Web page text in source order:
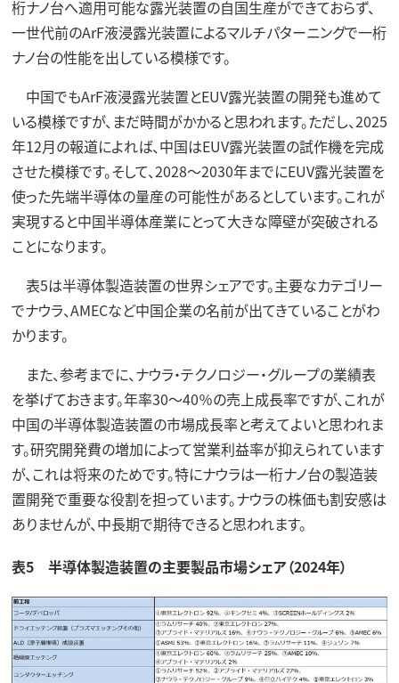
桁ナノ台へ適用可能な露光装置の自国生産ができておらず、
一世代前のArF液浸露光装置によるマルチパターニングで一桁
ナノ台の性能を出している模様です。
中国でもArF液浸露光装置とEUV露光装置の開発も進めて
いる模様ですが、まだ時間がかかると思われます。ただし、2025
年12月の報道によれば、中国はEUV露光装置の試作機を完成
させた模様です。そして、2028～2030年までにEUV露光装置を
使った先端半導体の量産の可能性があるとしています。これが
実現すると中国半導体産業にとって大きな障壁が突破される
ことになります。
表5は半導体製造装置の世界シェアです。主要なカテゴリー
でナウラ、AMECなど中国企業の名前が出てきていることがわ
かります。
また、参考までに、ナウラ・テクノロジー・グループの業績表
を挙げておきます。年率30～40％の売上成長率ですが、これが
中国の半導体製造装置の市場成長率と考えてよいと思われま
す。研究開発費の増加によって営業利益率が抑えられています
が、これは将来のためです。特にナウラは一桁ナノ台の製造装
置開発で重要な役割を担っています。ナウラの株価も割安感は
ありませんが、中長期で期待できると思われます。
表5 半導体製造装置の主要製品市場シェア（2024年）